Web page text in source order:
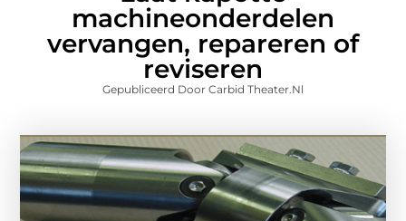
machineonderdelen
vervangen, repareren of
reviseren
Gepubliceerd Door Carbid Theater.nl